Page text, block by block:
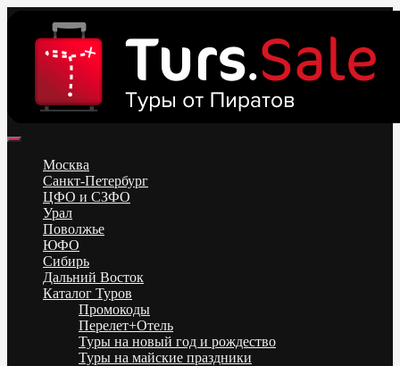
content
Низкие цены на путевки 3-7-10 ночей все включено, отдых на
море. Распродажа экскурсионных и горнолыжных туров.
Обновление каждый день. Официальный сайт Тур Сейл
Москва
Санкт-Петербург
ЦФО и СЗФО
Урал
Поволжье
ЮФО
Сибирь
Дальний Восток
Каталог Туров
Промокоды
Перелет+Отель
Туры на новый год и рождество
Туры на майские праздники